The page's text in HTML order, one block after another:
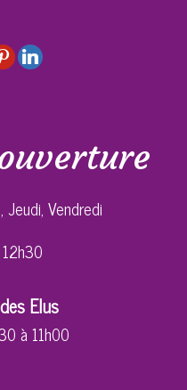
Jeudi, Vendredi
Elus
à 11h00